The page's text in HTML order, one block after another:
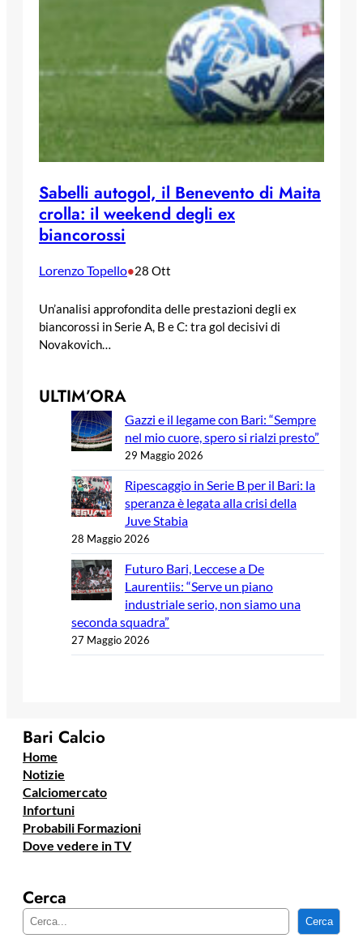
Sabelli autogol, il Benevento di Maita
crolla: il weekend degli ex
biancorossi
Lorenzo Topello•28 Ott
Un’analisi approfondita delle prestazioni degli ex
biancorossi in Serie A, B e C: tra gol decisivi di
Novakovich…
ULTIM’ORA
Gazzi e il legame con Bari: “Sempre
nel mio cuore, spero si rialzi presto”
29 Maggio 2026
Ripescaggio in Serie B per il Bari: la
speranza è legata alla crisi della
Juve Stabia
28 Maggio 2026
Futuro Bari, Leccese a De
Laurentiis: “Serve un piano
industriale serio, non siamo una
seconda squadra”
27 Maggio 2026
Bari Calcio
Home
Notizie
Calciomercato
Infortuni
Probabili Formazioni
Dove vedere in TV
Cerca
e
Cerca